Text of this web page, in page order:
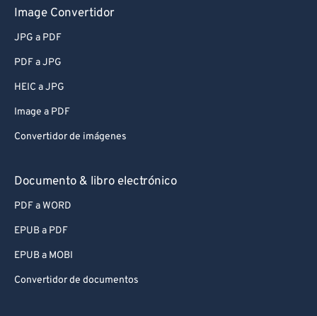
Image Convertidor
JPG a PDF
PDF a JPG
HEIC a JPG
Image a PDF
Convertidor de imágenes
Documento & libro electrónico
PDF a WORD
EPUB a PDF
EPUB a MOBI
Convertidor de documentos